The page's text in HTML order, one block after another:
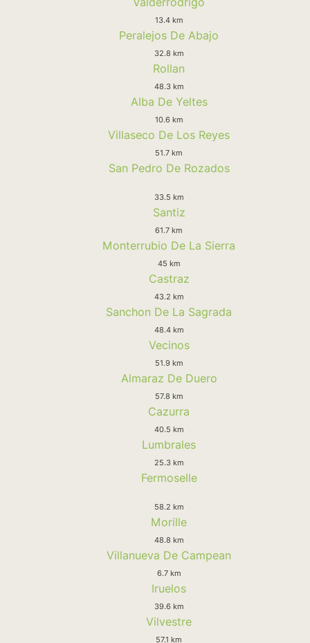
13.4 km
Peralejos De Abajo
32.8 km
Rollan
48.3 km
Alba De Yeltes
10.6 km
Villaseco De Los Reyes
51.7 km
San Pedro De Rozados
33.5 km
Santiz
61.7 km
Monterrubio De La Sierra
45 km
Castraz
43.2 km
Sanchon De La Sagrada
48.4 km
Vecinos
51.9 km
Almaraz De Duero
57.8 km
Cazurra
40.5 km
Lumbrales
25.3 km
Fermoselle
58.2 km
Morille
48.8 km
Villanueva De Campean
6.7 km
Iruelos
39.6 km
Vilvestre
57.1 km